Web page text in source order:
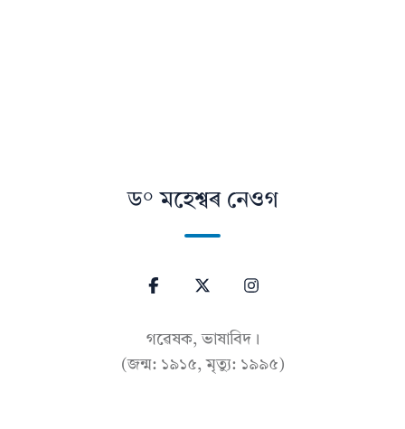
ড° মহেশ্বৰ নেওগ
গৱেষক, ভাষাবিদ।
(জন্ম: ১৯১৫, মৃত্যু: ১৯৯৫)